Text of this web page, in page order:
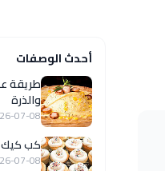
أحدث الوصفات
طريقة
والذرة
07-08
كب كيك
07-08